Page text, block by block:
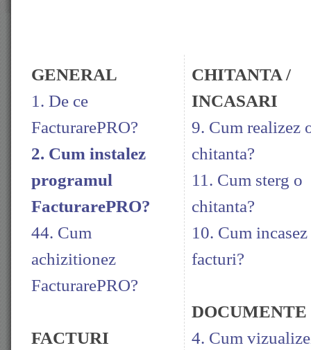
GENERAL
1. De ce
FacturarePRO?
2. Cum instalez
programul
FacturarePRO?
44. Cum
achizitionez
FacturarePRO?
FACTURI
CHITANTA /
INCASARI
9. Cum realizez
chitanta?
11. Cum sterg o
chitanta?
10. Cum incasez
facturi?
DOCUMENTE
4. Cum